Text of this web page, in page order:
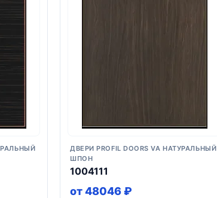
ДВЕРИ PROFIL DOORS VA НАТУРАЛЬНЫЙ
ШПОН
1004111
от 48046 ₽